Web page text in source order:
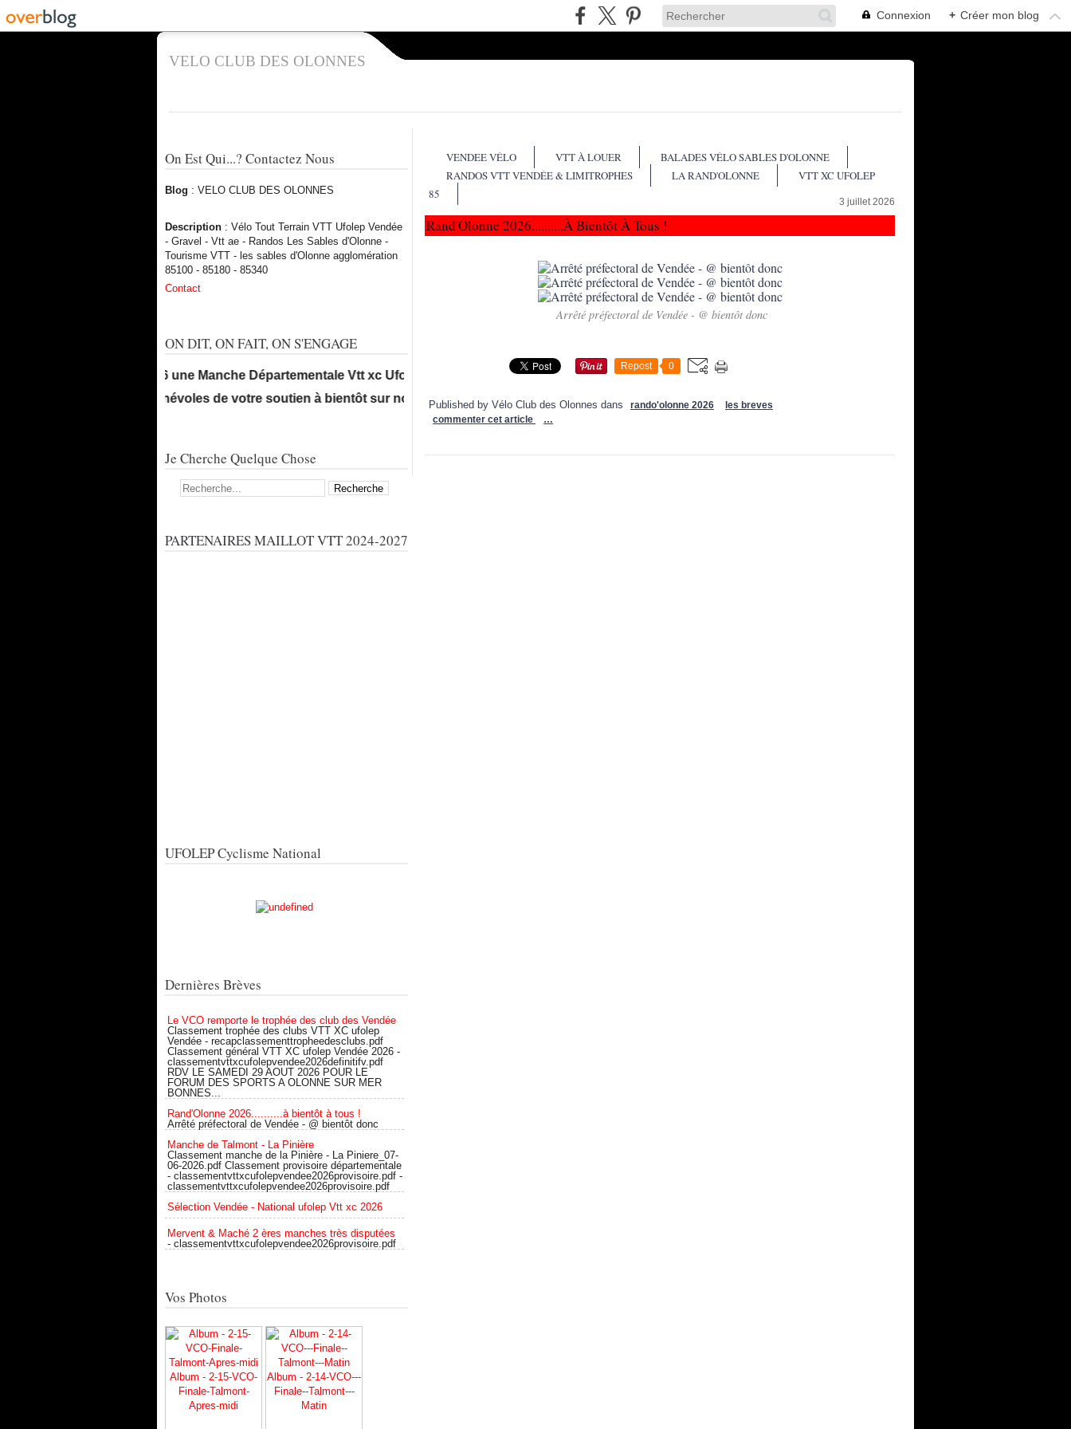
Connexion + Créer mon blog
VELO CLUB DES OLONNES
On Est Qui...? Contactez Nous
Blog : VELO CLUB DES OLONNES
Description : Vélo Tout Terrain VTT Ufolep Vendée
- Gravel - Vtt ae - Randos Les Sables d'Olonne -
Tourisme VTT - les sables d'Olonne agglomération
85100 - 85180 - 85340
Contact
ON DIT, ON FAIT, ON S'ENGAGE
le 7 juin 2026 une Manche Départementale Vtt xc Ufolep à Talmont St Hilaire, ...puis le 12 Juillet La Rand'Olonne au départ des Sables d'Olonne RDV départs en
partenaires & bénévoles de votre soutien à bientôt sur nos manifestations !
Je Cherche Quelque Chose
PARTENAIRES MAILLOT VTT 2024-2027
UFOLEP Cyclisme National
Dernières Brèves
Le VCO remporte le trophée des club des Vendée
Classement trophée des clubs VTT XC ufolep
Vendée - recapclassementtropheedesclubs.pdf
Classement général VTT XC ufolep Vendée 2026 -
classementvttxcufolepvendee2026definitifv.pdf
RDV LE SAMEDI 29 AOUT 2026 POUR LE
FORUM DES SPORTS A OLONNE SUR MER
BONNES...
Rand'Olonne 2026..........à bientôt à tous !
Arrêté préfectoral de Vendée - @ bientôt donc
Manche de Talmont - La Pinière
Classement manche de la Pinière - La Piniere_07-
06-2026.pdf Classement provisoire départementale
- classementvttxcufolepvendee2026provisoire.pdf -
classementvttxcufolepvendee2026provisoire.pdf
Sélection Vendée - National ufolep Vtt xc 2026
Mervent & Maché 2 ères manches très disputées
- classementvttxcufolepvendee2026provisoire.pdf
Vos Photos
Album - 2-15-VCO-
Finale-Talmont-
Apres-midi
Album - 2-14-VCO---
Finale--Talmont---
Matin
VENDEE VÉLO VTT À LOUER
BALADES VÉLO SABLES D'OLONNE
RANDOS VTT VENDÉE & LIMITROPHES
LA RAND'OLONNE
VTT XC UFOLEP
85
3 juillet 2026
Rand'Olonne 2026..........à Bientôt À Tous !
Arrêté préfectoral de Vendée - @ bientôt donc
Repost 0
Published by Vélo Club des Olonnes dans rando'olonne 2026
les breves
commenter cet article
…